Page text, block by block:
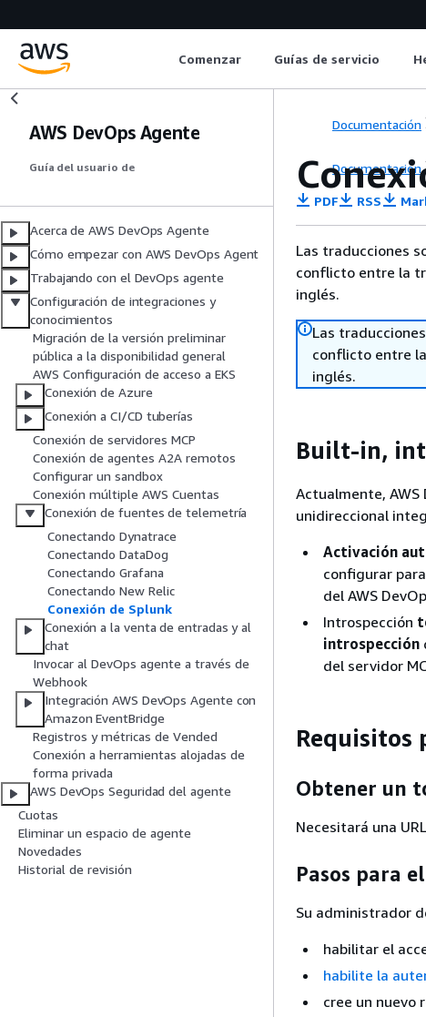
Comenzar Guías de servicio
AWS DevOps Agente
Guía del usuario de
Acerca de AWS DevOps Agente
Cómo empezar con AWS DevOps Agent
Trabajando con el DevOps agente
Configuración de integraciones y
conocimientos
Migración de la versión preliminar
pública a la disponibilidad general
AWS Configuración de acceso a EKS
Conexión de Azure
Conexión a CI/CD tuberías
Conexión de servidores MCP
Conexión de agentes A2A remotos
Configurar un sandbox
Conexión múltiple AWS Cuentas
Conexión de fuentes de telemetría
Conectando Dynatrace
Conectando DataDog
Conectando Grafana
Conectando New Relic
Conexión de Splunk
Conexión a la venta de entradas y al
chat
Invocar al DevOps agente a través de
Webhook
Integración AWS DevOps Agente con
Amazon EventBridge
Registros y métricas de Vended
Conexión a herramientas alojadas de
forma privada
AWS DevOps Seguridad del agente
Cuotas
Eliminar un espacio de agente
Novedades
Historial de revisión
Documentación
Documentación
PDF RSS
Las traducciones
conflicto entre la
inglés.
Las
conflicto entre
inglés.
Built-in,
Actualmente, AWS
unidireccional
Activación
configurar
del AWS
Introspección
introspección
del servidor
Requisitos
Obtener un
Necesitará una
Pasos para
Su administrador
habilitar el
habilite la
cree un nuevo